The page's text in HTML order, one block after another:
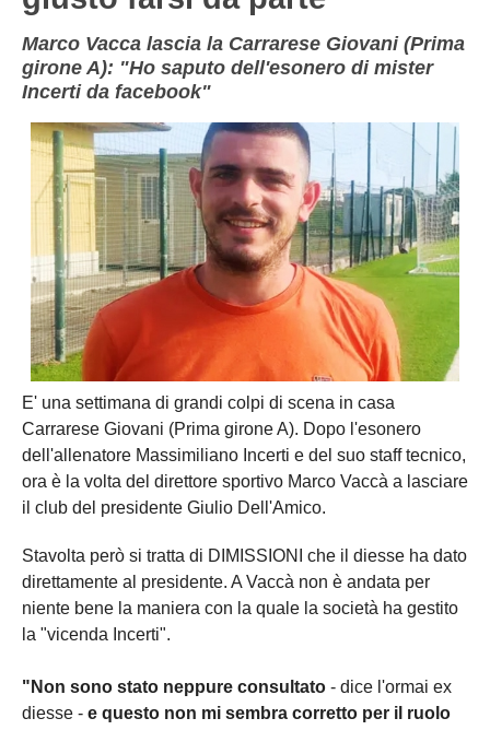
Marco Vacca lascia la Carrarese Giovani (Prima
girone A): "Ho saputo dell'esonero di mister
Incerti da facebook"
E' una settimana di grandi colpi di scena in casa
Carrarese Giovani (Prima girone A). Dopo l'esonero
dell'allenatore Massimiliano Incerti e del suo staff tecnico,
ora è la volta del direttore sportivo Marco Vaccà a lasciare
il club del presidente Giulio Dell'Amico.
Stavolta però si tratta di DIMISSIONI che il diesse ha dato
direttamente al presidente. A Vaccà non è andata per
niente bene la maniera con la quale la società ha gestito
la "vicenda Incerti".
"Non sono stato neppure consultato - dice l'ormai ex
diesse - e questo non mi sembra corretto per il ruolo